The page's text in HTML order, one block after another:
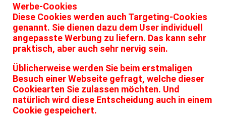
Werbe-Cookies
Diese Cookies werden auch Targeting-Cookies
genannt. Sie dienen dazu dem User individuell
angepasste Werbung zu liefern. Das kann sehr
praktisch, aber auch sehr nervig sein.
Üblicherweise werden Sie beim erstmaligen
Besuch einer Webseite gefragt, welche dieser
Cookiearten Sie zulassen möchten. Und
natürlich wird diese Entscheidung auch in einem
Cookie gespeichert.